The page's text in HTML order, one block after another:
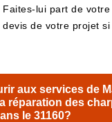
lui part de
de votre projet
aux services de
réparation des
le 31160?